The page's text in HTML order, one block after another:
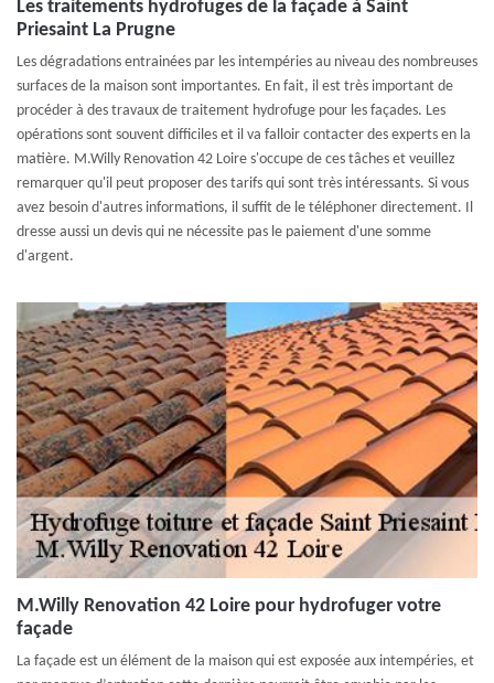
Les traitements hydrofuges de la façade à Saint
Priesaint La Prugne
Les dégradations entrainées par les intempéries au niveau des nombreuses
surfaces de la maison sont importantes. En fait, il est très important de
procéder à des travaux de traitement hydrofuge pour les façades. Les
opérations sont souvent difficiles et il va falloir contacter des experts en la
matière. M.Willy Renovation 42 Loire s'occupe de ces tâches et veuillez
remarquer qu'il peut proposer des tarifs qui sont très intéressants. Si vous
avez besoin d'autres informations, il suffit de le téléphoner directement. Il
dresse aussi un devis qui ne nécessite pas le paiement d'une somme
d'argent.
M.Willy Renovation 42 Loire pour hydrofuger votre
façade
La façade est un élément de la maison qui est exposée aux intempéries, et